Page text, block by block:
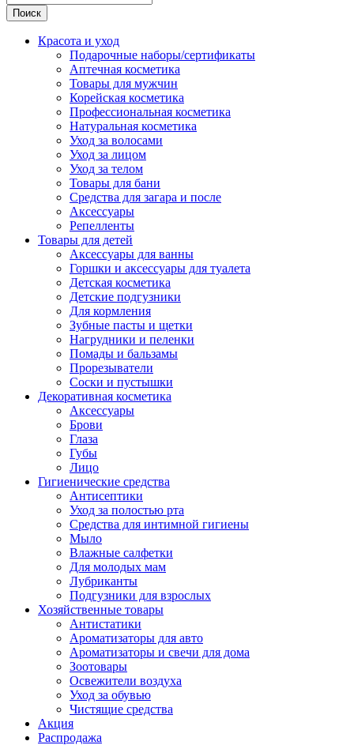
Поиск
Красота и уход
Подарочные наборы/сертификаты
Аптечная косметика
Товары для мужчин
Корейская косметика
Профессиональная косметика
Натуральная косметика
Уход за волосами
Уход за лицом
Уход за телом
Товары для бани
Средства для загара и после
Аксессуары
Репелленты
Товары для детей
Аксессуары для ванны
Горшки и аксессуары для туалета
Детская косметика
Детские подгузники
Для кормления
Зубные пасты и щетки
Нагрудники и пеленки
Помады и бальзамы
Прорезыватели
Соски и пустышки
Декоративная косметика
Аксессуары
Брови
Глаза
Губы
Лицо
Гигиенические средства
Антисептики
Уход за полостью рта
Средства для интимной гигиены
Мыло
Влажные салфетки
Для молодых мам
Лубриканты
Подгузники для взрослых
Хозяйственные товары
Антистатики
Ароматизаторы для авто
Ароматизаторы и свечи для дома
Зоотовары
Освежители воздуха
Уход за обувью
Чистящие средства
Акция
Распродажа